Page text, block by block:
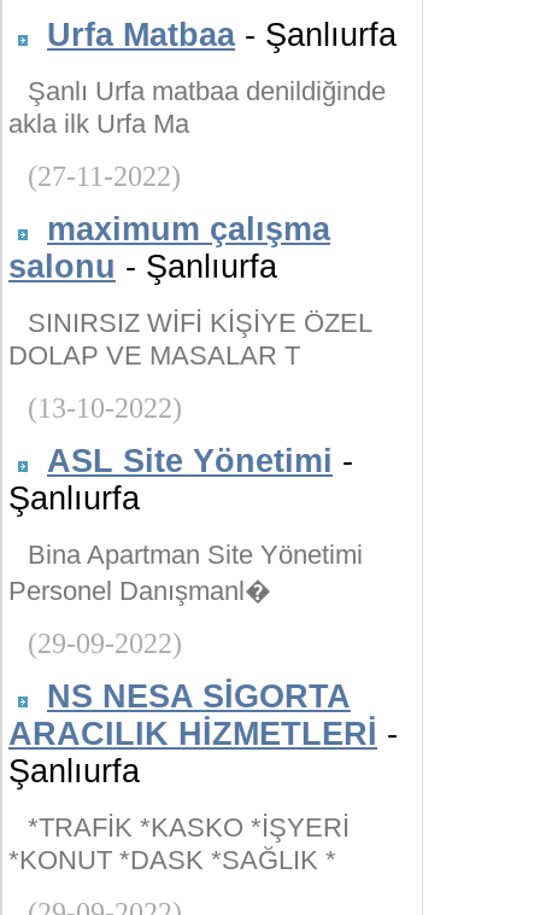
Urfa Matbaa- Şanlıurfa
Şanlı Urfa matbaa denildiğinde
akla ilk Urfa Ma
(27-11-2022)
maximum çalışma
salonu - Şanlıurfa
SINIRSIZ WİFİ KİŞİYE ÖZEL
DOLAP VE MASALAR T
(13-10-2022)
ASL Site Yönetimi -
Şanlıurfa
Bina Apartman Site Yönetimi
Personel Danışmanl�
(29-09-2022)
NS NESA SİGORTA
ARACILIK HİZMETLERİ -
Şanlıurfa
*TRAFİK *KASKO *İŞYERİ
*KONUT *DASK *SAĞLIK *